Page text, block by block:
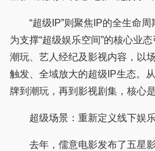
“超级IP”则聚焦IP的全生命周
为支撑“超级娱乐空间”的核心业
潮玩、艺人经纪及影视内容，以
触发、全域放大的超级IP生态。
牌到潮玩，再到影视剧集，核心
超级场景：重新定义线下娱
去年，儒意电影发布了五星影